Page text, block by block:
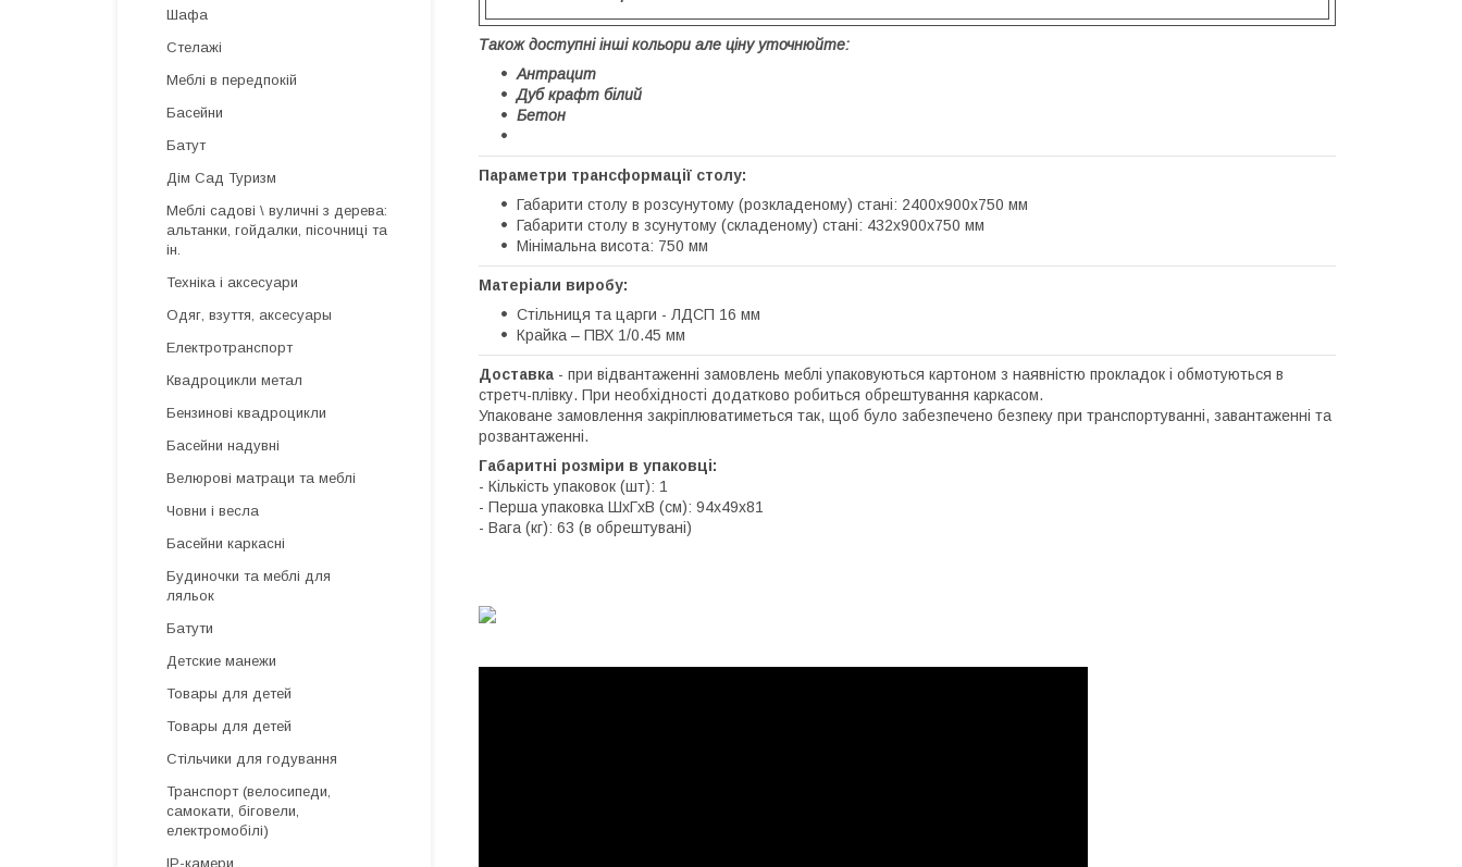
Також доступні інші кольори але ціну уточнюйте:
Антрацит
Дуб крафт білий
Бетон
Параметри трансформації столу:
Габарити столу в розсунутому (розкладеному) стані: 2400х900х750 мм
Габарити столу в зсунутому (складеному) стані: 432х900х750 мм
Мінімальна висота: 750 мм
Матеріали виробу:
Стільниця та царги - ЛДСП 16 мм
Крайка – ПВХ 1/0.45 мм
Доставка - при відвантаженні замовлень меблі упаковуються картоном з наявністю прокладок і обмотуються в
стретч-плівку. При необхідності додатково робиться обрештування каркасом.
Упаковане замовлення закріплюватиметься так, щоб було забезпечено безпеку при транспортуванні, завантаженні та
розвантаженні.
Габаритні розміри в упаковці:
- Кількість упаковок (шт): 1
- Перша упаковка ШхГхВ (см): 94х49х81
- Вага (кг): 63 (в обрештувані)
Шафа
Стелажі
Меблі в передпокій
Басейни
Батут
Дім Сад Туризм
Меблі садові \ вуличні з дерева:
альтанки, гойдалки, пісочниці та
ін.
Техніка і аксесуари
Одяг, взуття, аксесуары
Електротранспорт
Квадроцикли метал
Бензинові квадроцикли
Басейни надувні
Велюрові матраци та меблі
Човни і весла
Басейни каркасні
Будиночки та меблі для
ляльок
Батути
Детские манежи
Товары для детей
Товары для детей
Стільчики для годування
Транспорт (велосипеди,
самокати, біговели,
електромобілі)
IP-камери